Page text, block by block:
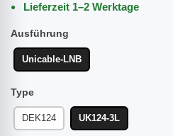
Lieferzeit 1–2 Werktage
Ausführung
Unicable-LNB
Type
DEK124 UK124-3L